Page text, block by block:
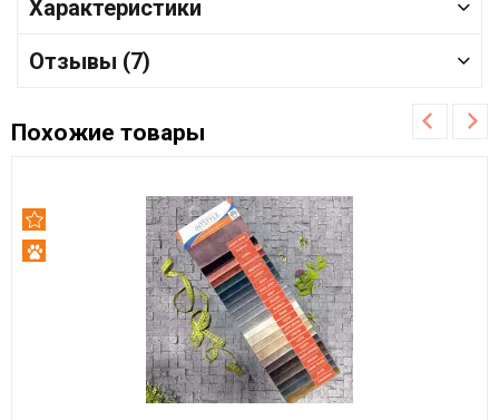
Характеристики
Отзывы (7)
Похожие товары